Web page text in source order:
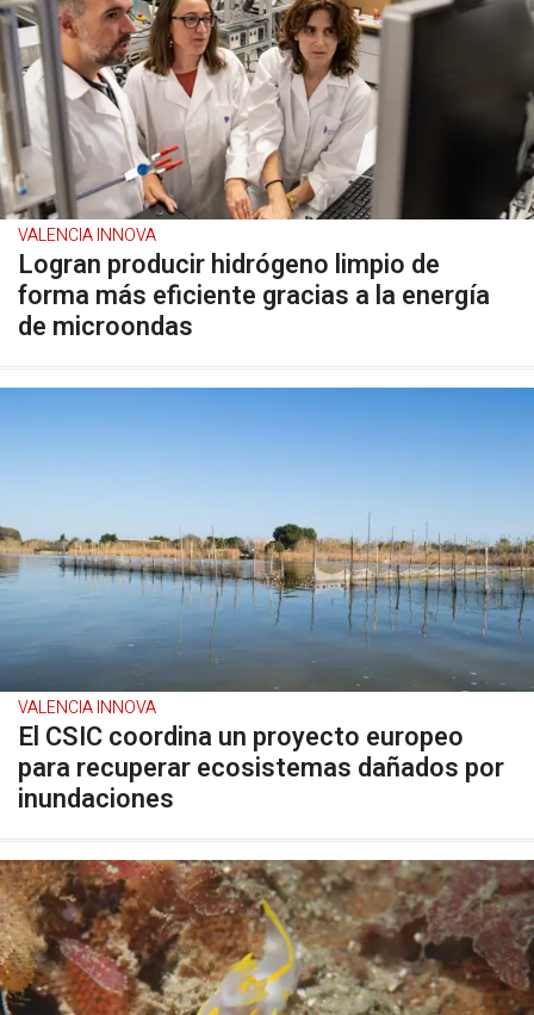
VALENCIA INNOVA
Logran producir hidrógeno limpio de
forma más eficiente gracias a la energía
de microondas
VALENCIA INNOVA
El CSIC coordina un proyecto europeo
para recuperar ecosistemas dañados por
inundaciones